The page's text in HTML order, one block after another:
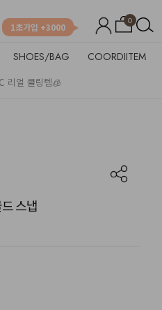
0
1초가입 +3000
SHOES/BAG COORDIITEM
리얼 쿨링템🧊
스냅